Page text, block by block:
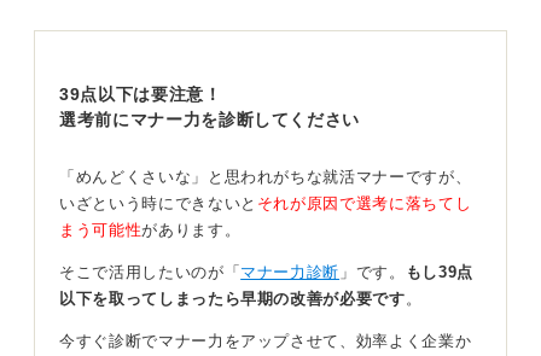
ありません。多くの企業は「マナー違反かどうか」より
も清潔感、落ち着いた印象、場に合っているかを見てい
40～60デニールのダークカラーを選びカジュアル感
を抑えよう
40～60デニールくらいの黒や濃紺のタイツであれば、ス
ーツとの相性も良く、過度にカジュアルに見えることは
ありません。
39点以下は要注意！
選考前にマナー力を診断してください
「めんどくさいな」と思われがちな就活マナーですが、
いざという時にできないと それが原因で選考に落ちてし
まう可能性があります。
そこで活用したいのが「 マナー力診断 」です。
もし39点
以下を取ってしまったら早期の改善が必要です 。
今すぐ診断でマナー力をアップさせて、効率よく企業か